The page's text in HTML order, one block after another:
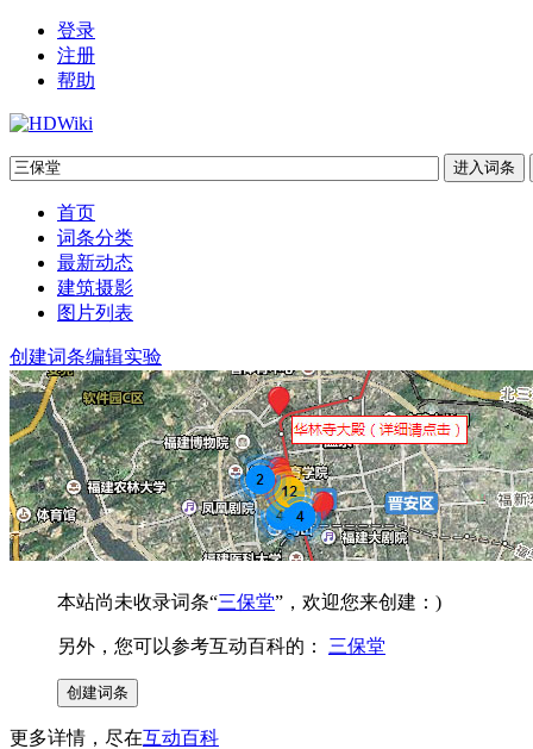
登录
注册
帮助
首页
词条分类
最新动态
建筑摄影
图片列表
创建词条编辑实验
本站尚未收录词条“三保堂”，欢迎您来创建：)
另外，您可以参考互动百科的： 三保堂
更多详情，尽在互动百科